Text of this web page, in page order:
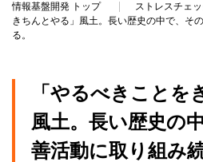
情報基盤開発 トップ ストレスチェ
きちんとやる」風土。長い歴史の中で、そ
る。
「やるべきことを
風土。長い歴史の
善活動に取り組み